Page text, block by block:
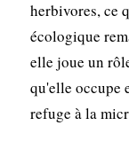
herbivores, ce
écologique
elle joue un
qu'elle occupe
refuge à la